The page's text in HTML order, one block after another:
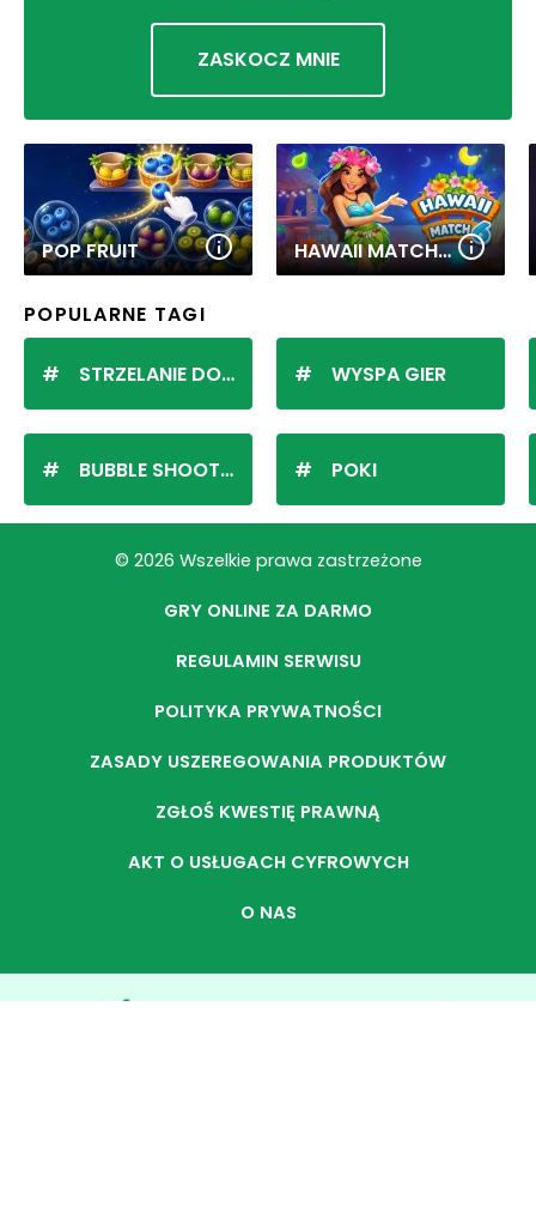
ZASKOCZ MNIE
POP FRUIT HAWAII MATCH 6
POPULARNE TAGI
STRZELANIE DO KULEK
BUBBLE SHOOTER
WYSPA GIER
POKI
© 2026 Wszelkie prawa zastrzeżone
GRY ONLINE ZA DARMO
REGULAMIN SERWISU
POLITYKA PRYWATNOŚCI
ZASADY USZEREGOWANIA PRODUKTÓW
ZGŁOŚ KWESTIĘ PRAWNĄ
AKT O USŁUGACH CYFROWYCH
O NAS